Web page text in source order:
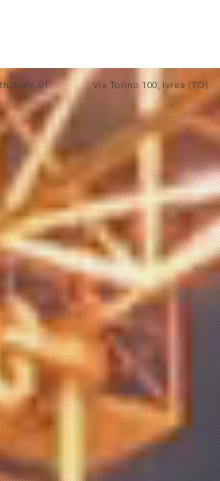
srl Via Torino 100,